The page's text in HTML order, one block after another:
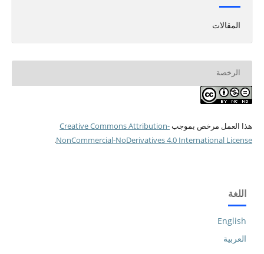
المقالات
الرخصة
هذا العمل مرخص بموجبCreative Commons Attribution-
NonCommercial-NoDerivatives 4.0 International License
.
اللغة
English
العربية